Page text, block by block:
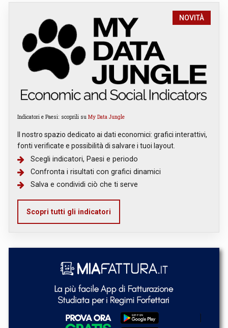
NOVITÀ
Indicatori e Paesi: scoprili su My Data Jungle
Il nostro spazio dedicato ai dati economici: grafici interattivi,
fonti verificate e possibilità di salvare i tuoi layout.
Scegli indicatori, Paesi e periodo
Confronta i risultati con grafici dinamici
Salva e condividi ciò che ti serve
Scopri tutti gli indicatori